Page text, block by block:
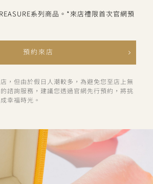
系列商品。*來店禮限首次官網預
預約來店
，但由於假日人潮較多，為避免您至店上無
諮詢服務，建議您透過官網先行預約，將挑
幸福時光。